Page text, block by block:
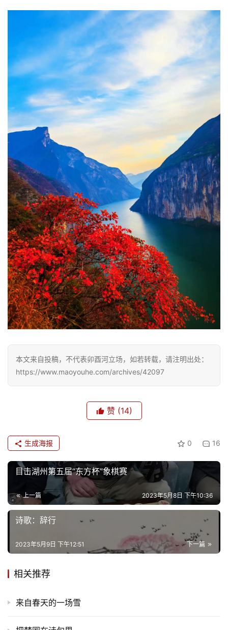
首
文
化
生
感
本文来自投稿，不代表卯酉河立场，如若转载，请注明出处：
https://www.maoyouhe.com/archives/42097
赞 (14)
0 16
生成海报
目击湖州第五届“东方杯”象棋赛
上一篇 2023年5月8日 下午10:36
诗歌：辞行
下一篇
2023年5月9日 下午12:51
相关推荐
来自春天的一场雪